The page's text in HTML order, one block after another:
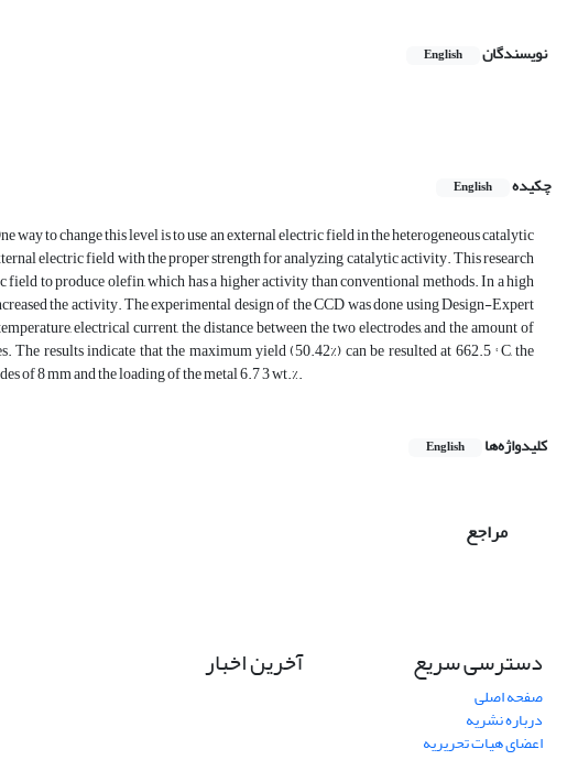
نویسندگان English
چکیده
English
to change this level is to use an external electric field in the heterogeneous catalytic
electric field with the proper strength for analyzing catalytic activity. This research
to produce olefin, which has a higher activity than conventional methods. In a high
the activity. The experimental design of the CCD was done using Design-Expert
electrical current, the distance between the two electrodes, and the amount of
results indicate that the maximum yield (50.42%) can be resulted at 662.5 ° C, the
of 8 mm and the loading of the metal 6.7 3 wt.%.
کلیدواژه‌ها English
مراجع
دسترسی سریع
صفحه اصلی
درباره نشریه
اعضای هیات تحریریه
آخرین اخبار